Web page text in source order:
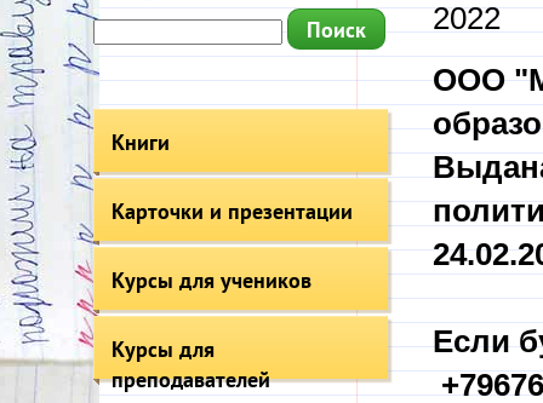
Книги
Карточки и презентации
Курсы для учеников
Курсы для
преподавателей
2022
ООО
Если